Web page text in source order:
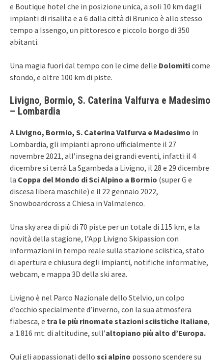
e Boutique hotel che in posizione unica, a soli 10 km dagli
impianti di risalita e a 6 dalla città di Brunico è allo stesso
tempo a Issengo, un pittoresco e piccolo borgo di 350
abitanti.
Una magia fuori dal tempo con le cime delle Dolomiticome
sfondo, e oltre 100 km di piste.
Livigno, Bormio, S. Caterina Valfurva e Madesimo
– Lombardia
A Livigno, Bormio, S. Caterina Valfurva e Madesimo in
Lombardia, gli impianti aprono ufficialmente il 27
novembre 2021, all’insegna dei grandi eventi, infatti il 4
dicembre si terrà La Sgambeda a Livigno, il 28 e 29 dicembre
la Coppa del Mondo di Sci Alpino a Bormio (super G e
discesa libera maschile) e il 22 gennaio 2022,
Snowboardcross a Chiesa in Valmalenco.
Una sky area di più di 70 piste per un totale di 115 km, e la
novità della stagione, l’App Livigno Skipassion con
informazioni in tempo reale sulla stazione sciistica, stato
di apertura e chiusura degli impianti, notifiche informative,
webcam, e mappa 3D della ski area.
Livigno è nel Parco Nazionale dello Stelvio, un colpo
d’occhio specialmente d’inverno, con la sua atmosfera
fiabesca, e tra le più rinomate stazioni sciistiche italiane,
a 1.816 mt. di altitudine, sull’altopiano più alto d’Europa.
Qui gli appassionati dello sci alpino possono scendere su